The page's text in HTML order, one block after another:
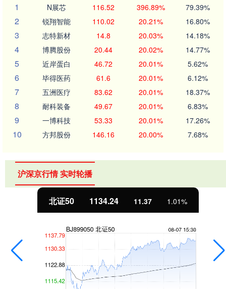
1
N展芯 116.52 396.89% 79.39%
2 锐翔智能 110.02 20.21% 16.80%
3 志特新材 14.8 20.03% 14.18%
4 博腾股份 20.44 20.02% 14.77%
5 近岸蛋白 46.72 20.01% 5.62%
6 毕得医药 61.6 20.01% 6.12%
7 五洲医疗 83.62 20.01% 18.37%
8 耐科装备 49.67 20.01% 6.83%
9 一博科技 53.33 20.01% 17.26%
10 方邦股份 146.16 20.00% 7.68%
沪深京行情 实时轮播
北证50 1134.24 11.37 1.01%